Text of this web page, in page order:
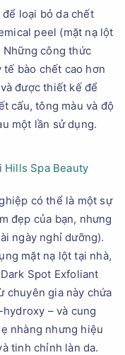
để loại bỏ da chết
peel (mặt nạ lột
Những công thức
tế bào chết cao hơn
được thiết kế để
cấu, tông màu và độ
một lần sử dụng.
Hills Spa Beauty
có thể là một sự
đẹp của bạn, nhưng
ngày nghỉ dưỡng).
mặt nạ lột tại nhà,
Spot Exfoliant
chuyên gia này chứa
– và cung
nhàng nhưng hiệu
tinh chỉnh làn da.